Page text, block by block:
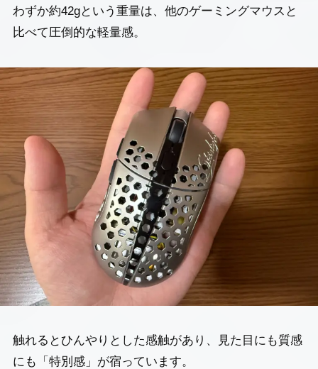
わずか約42gという重量は、他のゲーミングマウスと
比べて圧倒的な軽量感。
触れるとひんやりとした感触があり、見た目にも質感
にも「特別感」が宿っています。